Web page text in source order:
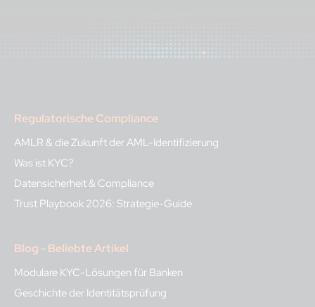
Regulatorische Compliance
AMLR & die Zukunft der AML-Identifizierung
Was ist KYC?
Datensicherheit & Compliance
Trust Playbook 2026: Strategie-Guide
Blog - Beliebte Artikel
Modulare KYC-Lösungen für Banken
Geschichte der Identitätsprüfung